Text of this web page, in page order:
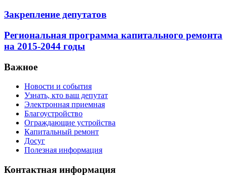
Закрепление депутатов
Региональная программа капитального ремонта
на 2015-2044 годы
Важное
Новости и события
Узнать, кто ваш депутат
Электронная приемная
Благоустройство
Ограждающие устройства
Капитальный ремонт
Досуг
Полезная информация
Контактная информация